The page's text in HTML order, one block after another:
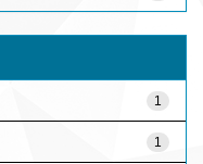
1
1